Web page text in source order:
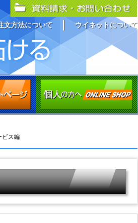
文方法について ウイネットについて
ビス編